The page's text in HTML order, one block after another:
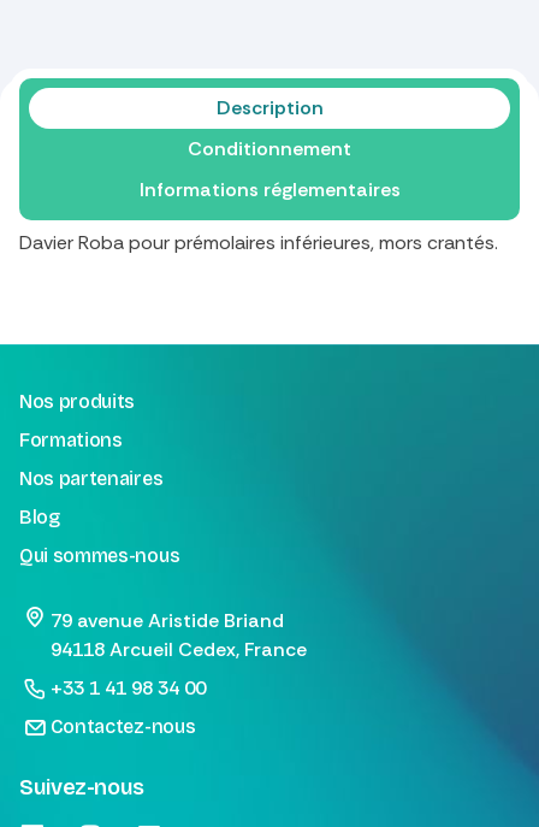
Description
Conditionnement
Informations réglementaires
Davier Roba pour prémolaires inférieures, mors crantés.
Nos produits
Formations
Nos partenaires
Blog
Qui sommes-nous
79 avenue Aristide Briand
94118 Arcueil Cedex, France
+33 1 41 98 34 00
Contactez-nous
Suivez-nous